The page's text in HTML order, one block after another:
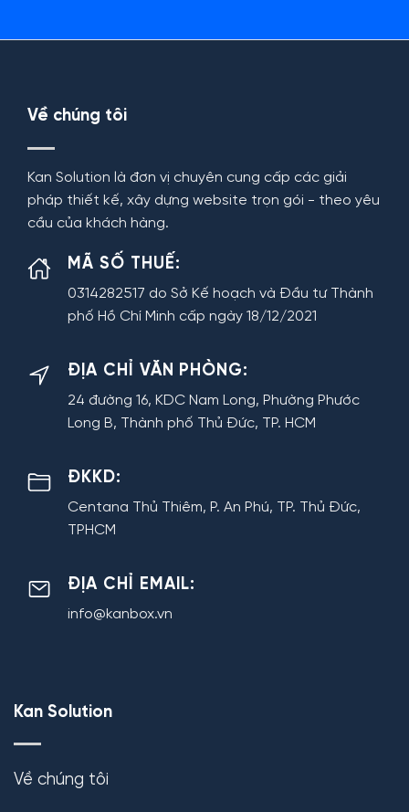
Về chúng tôi
Kan Solution là đơn vị chuyên cung cấp các giải
pháp thiết kế, xây dựng website trọn gói - theo yêu
cầu của khách hàng.
MÃ SỐ THUẾ:
0314282517 do Sở Kế hoạch và Đầu tư Thành
phố Hồ Chí Minh cấp ngày 18/12/2021
ĐỊA CHỈ VĂN PHÒNG:
24 đường 16, KDC Nam Long, Phường Phước
Long B, Thành phố Thủ Đức, TP. HCM
ĐKKD:
Centana Thủ Thiêm, P. An Phú, TP. Thủ Đức,
TPHCM
ĐỊA CHỈ EMAIL:
info@kanbox.vn
Kan Solution
Về chúng tôi